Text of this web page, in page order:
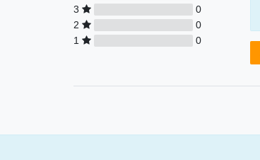
3
0
2
0
1
0